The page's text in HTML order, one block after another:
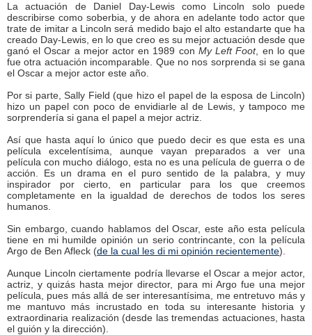
La actuación de Daniel Day-Lewis como Lincoln solo puede
describirse como soberbia, y de ahora en adelante todo actor que
trate de imitar a Lincoln será medido bajo el alto estandarte que ha
creado Day-Lewis, en lo que creo es su mejor actuación desde que
ganó el Oscar a mejor actor en 1989 con My Left Foot, en lo que
fue otra actuación incomparable. Que no nos sorprenda si se gana
el Oscar a mejor actor este año.
Por si parte, Sally Field (que hizo el papel de la esposa de Lincoln)
hizo un papel con poco de envidiarle al de Lewis, y tampoco me
sorprendería si gana el papel a mejor actriz.
Así que hasta aquí lo único que puedo decir es que esta es una
película excelentísima, aunque vayan preparados a ver una
película con mucho diálogo, esta no es una película de guerra o de
acción. Es un drama en el puro sentido de la palabra, y muy
inspirador por cierto, en particular para los que creemos
completamente en la igualdad de derechos de todos los seres
humanos.
Sin embargo, cuando hablamos del Oscar, este año esta película
tiene en mi humilde opinión un serio contrincante, con la película
Argo de Ben Afleck (de la cual les di mi opinión recientemente).
Aunque Lincoln ciertamente podría llevarse el Oscar a mejor actor,
actriz, y quizás hasta mejor director, para mi Argo fue una mejor
película, pues más allá de ser interesantísima, me entretuvo más y
me mantuvo más incrustado en toda su interesante historia y
extraordinaria realización (desde las tremendas actuaciones, hasta
el guión y la dirección).